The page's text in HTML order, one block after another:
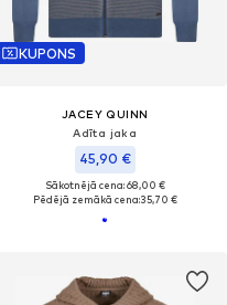
KUPONS
JACEY QUINN
Adīta jaka
45,90 €
Sākotnējā cena: 68,00 €
Pēdējā zemākā cena:35,70 €